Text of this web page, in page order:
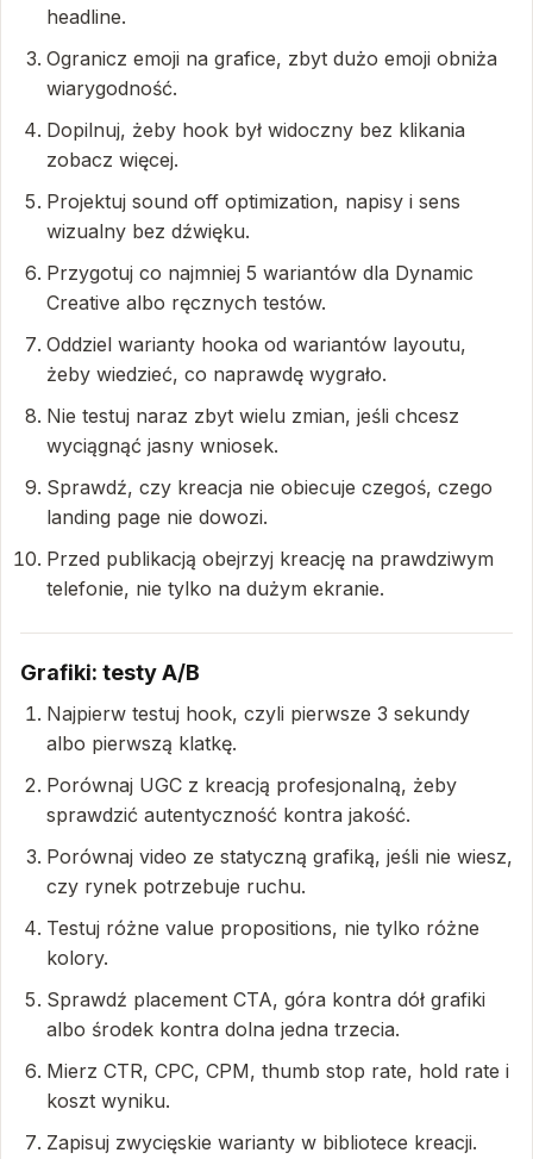
headline.
Ogranicz emoji na grafice, zbyt dużo emoji obniża
wiarygodność.
Dopilnuj, żeby hook był widoczny bez klikania
zobacz więcej.
Projektuj sound off optimization, napisy i sens
wizualny bez dźwięku.
Przygotuj co najmniej 5 wariantów dla Dynamic
Creative albo ręcznych testów.
Oddziel warianty hooka od wariantów layoutu,
żeby wiedzieć, co naprawdę wygrało.
Nie testuj naraz zbyt wielu zmian, jeśli chcesz
wyciągnąć jasny wniosek.
Sprawdź, czy kreacja nie obiecuje czegoś, czego
landing page nie dowozi.
Przed publikacją obejrzyj kreację na prawdziwym
telefonie, nie tylko na dużym ekranie.
Grafiki: testy A/B
Najpierw testuj hook, czyli pierwsze 3 sekundy
albo pierwszą klatkę.
Porównaj UGC z kreacją profesjonalną, żeby
sprawdzić autentyczność kontra jakość.
Porównaj video ze statyczną grafiką, jeśli nie wiesz,
czy rynek potrzebuje ruchu.
Testuj różne value propositions, nie tylko różne
kolory.
Sprawdź placement CTA, góra kontra dół grafiki
albo środek kontra dolna jedna trzecia.
Mierz CTR, CPC, CPM, thumb stop rate, hold rate i
koszt wyniku.
Zapisuj zwycięskie warianty w bibliotece kreacji.